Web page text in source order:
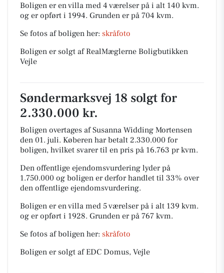
Boligen er en villa med 4 værelser på i alt 140 kvm.
og er opført i 1994. Grunden er på 704 kvm.
Se fotos af boligen her: skråfoto
Boligen er solgt af RealMæglerne Boligbutikken
Vejle
Søndermarksvej 18 solgt for
2.330.000 kr.
Boligen overtages af Susanna Widding Mortensen
den 01. juli. Køberen har betalt 2.330.000 for
boligen, hvilket svarer til en pris på 16.763 pr kvm.
Den offentlige ejendomsvurdering lyder på
1.750.000 og boligen er derfor handlet til 33% over
den offentlige ejendomsvurdering.
Boligen er en villa med 5 værelser på i alt 139 kvm.
og er opført i 1928. Grunden er på 767 kvm.
Se fotos af boligen her: skråfoto
Boligen er solgt af EDC Domus, Vejle